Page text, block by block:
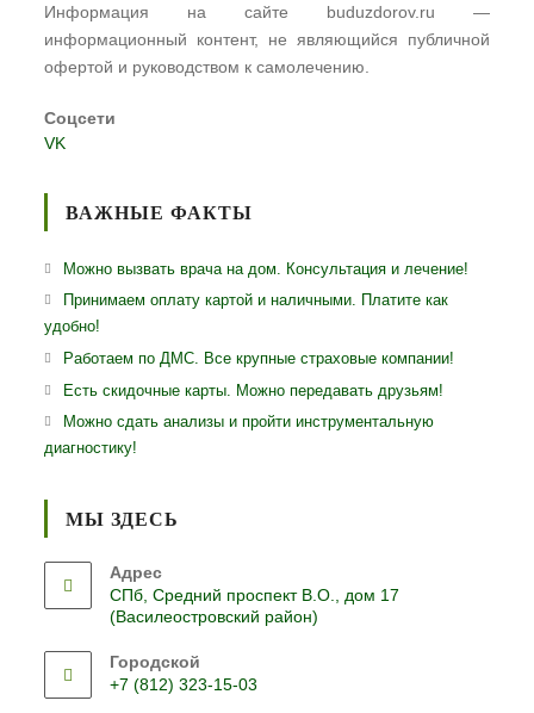
Информация на сайте buduzdorov.ru —
информационный контент, не являющийся публичной
офертой и руководством к самолечению.
Соцсети
VK
ВАЖНЫЕ ФАКТЫ
Можно вызвать врача на дом. Консультация и лечение!
Принимаем оплату картой и наличными. Платите как
удобно!
Работаем по ДМС. Все крупные страховые компании!
Есть скидочные карты. Можно передавать друзьям!
Можно сдать анализы и пройти инструментальную
диагностику!
МЫ ЗДЕСЬ
Адрес
СПб, Средний проспект В.О., дом 17
(Василеостровский район)
Городской
+7 (812) 323-15-03